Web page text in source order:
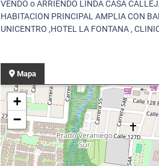
VENDO o ARRIENDO LINDA CASA
HABITACION PRINCIPAL AMPLIA CON
UNICENTRO ,HOTEL LA FONTANA ,
Mapa
+
−